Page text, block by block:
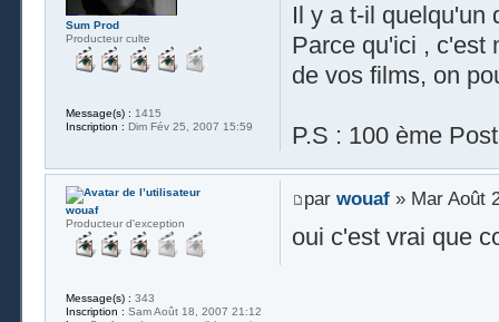
Il y a t-il quelqu'un
Parce qu'ici , c'est
de vos films, on
P.S : 100 ème Post
Sum Prod
Producteur culte
Message(s) : 1415
Inscription : Dim Fév 25, 2007 15:59
par wouaf» Mar Août
oui c'est vrai que
wouaf
Producteur d'exception
Message(s) : 343
Inscription : Sam Août 18, 2007 21:12